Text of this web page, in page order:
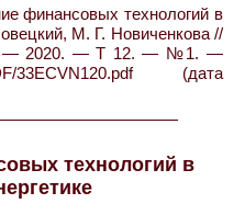
финансовых технологий в
М. Г. Новиченкова //
— 2020. — Т 12. — №1. —
33ECVN120.pdf (дата
технологий в